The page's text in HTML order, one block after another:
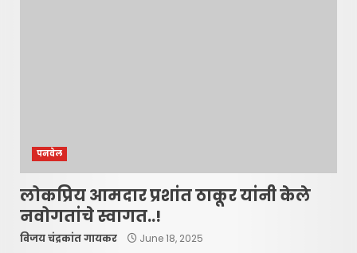
पनवेल
लोकप्रिय आमदार प्रशांत ठाकूर यांनी केले
नवोगतांचे स्वागत..!
विजय चंद्रकांत गायकर June 18, 2025